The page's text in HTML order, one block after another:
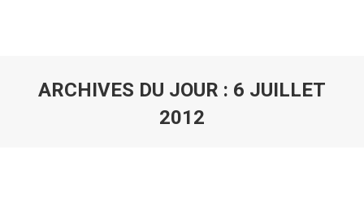
ARCHIVES DU JOUR : 6 JUILLET
2012